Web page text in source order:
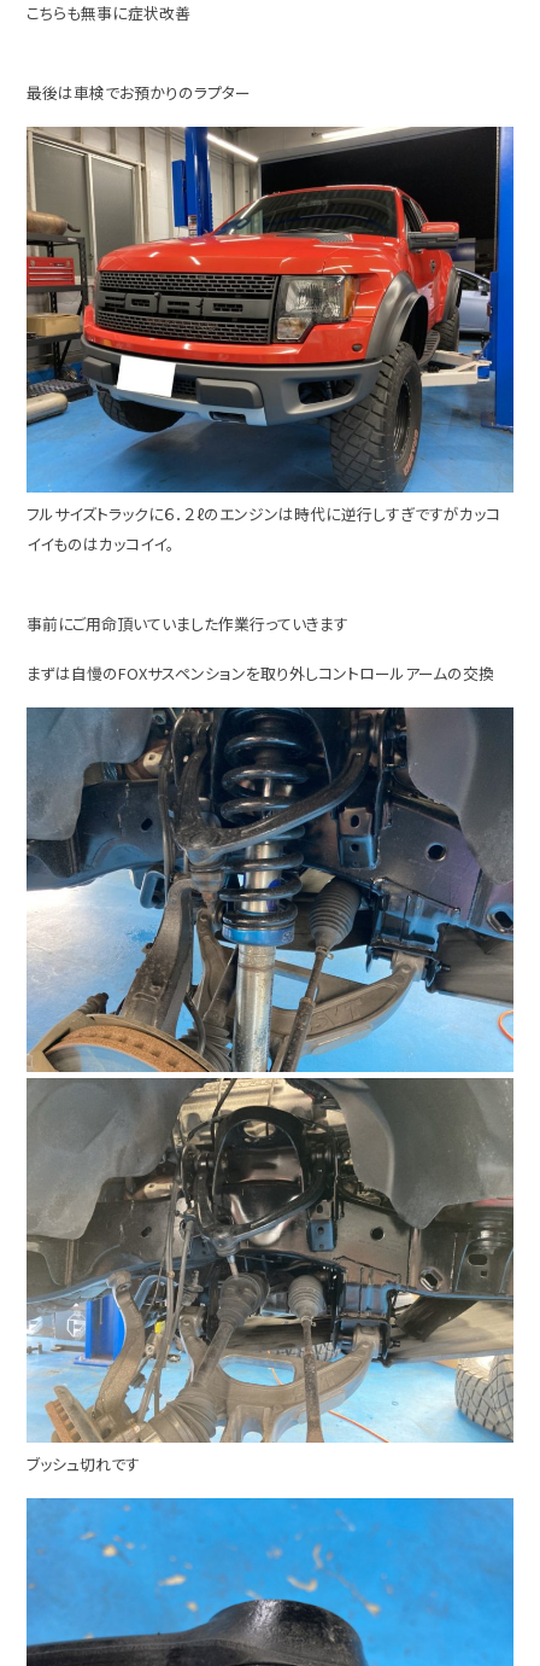
こちらも無事に症状改善
最後は車検でお預かりのラプター
フルサイズトラックに６．２ℓのエンジンは時代に逆行しすぎですがカッコ
イイものはカッコイイ。
事前にご用命頂いていました作業行っていきます
まずは自慢のFOXサスペンションを取り外しコントロールアームの交換
ブッシュ切れです